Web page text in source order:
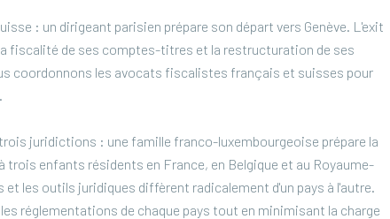
: un dirigeant parisien prépare son départ vers Genève. L'exit
fiscalité de ses comptes-titres et la restructuration de ses
coordonnons les avocats fiscalistes français et suisses pour
juridictions : une famille franco-luxembourgeoise prépare la
enfants résidents en France, en Belgique et au Royaume-
les outils juridiques diffèrent radicalement d'un pays à l'autre.
réglementations de chaque pays tout en minimisant la charge